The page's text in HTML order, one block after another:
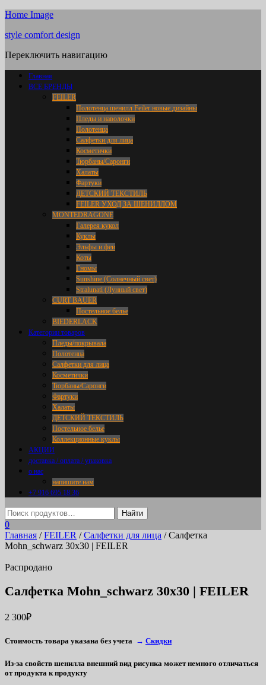
Home Image
style comfort design
Переключить навигацию
Главная
ВСЕ БРЕНДЫ
FEILER
Полотенца шенилл Feiler новые дизайны
Пледы и наволочки
Полотенца
Салфетки для лица
Косметички
Тюрбаны/Саронги
Халаты
Фартуки
ДЕТСКИЙ ТЕКСТИЛЬ
FEILER УХОД ЗА ШЕНИЛЛОМ
MONTEDRAGONE
Галерея кукол
Куклы
Эльфы и феи
Коты
Гномы
Sunshine (Солнечный свет)
Stralunati (Лунный свет)
CURT BAUER
Постельное белье
BIEDERLACK
Категории товаров
Пледы/покрывала
Полотенца
Салфетки для лица
Косметички
Тюрбаны/Саронги
Фартуки
Халаты
ДЕТСКИЙ ТЕКСТИЛЬ
Постельное белье
Коллекционные куклы
АКЦИИ
доставка / оплата / упаковка
о нас
напишите нам
+7 916 695 18 36
0
Главная /FEILER /Салфетки для лица / Салфетка
Mohn_schwarz 30х30 | FEILER
Распродано
Салфетка Mohn_schwarz 30х30 | FEILER
2 300₽
Стоимость товара указана без учета → Скидки
Из-за свойств шенилла внешний вид рисунка может немного отличаться
от продукта к продукту